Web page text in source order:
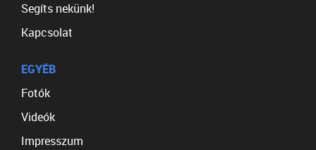
Segíts nekünk!
Kapcsolat
EGYÉB
Fotók
Videók
Impresszum